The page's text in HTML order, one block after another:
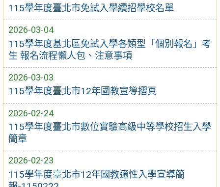
115學年度臺北市免試入學續招學校名單
2026-03-04
115學年度基北區免試入學各類型「個別報名」考
生 報名流程懶人包、注意事項
2026-03-03
115學年度臺北市12年國教宣導摺頁
2026-02-24
115學年度臺北市數位實驗高級中等學校招生入學
簡章
2026-02-23
115學年度臺北市12年國教適性入學宣導簡